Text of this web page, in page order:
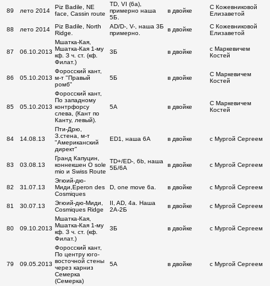
89 лето 2014
Piz Badile, NE
face, Cassin route
TD, VI (6а),
примерно наша
5Б.
в двойке
С Кожевниковой
Елизаветой
88 лето 2014
Piz Badile, North
Ridge.
AD/D-, V-, наша 3Б
примерно.
в двойке
С Кожевниковой
Елизаветой
87 06.10.2013
Мшатка-Кая,
Мшатка-Кая 1-му
кф. З ч. ст. (кф.
Филат.)
3Б в двойке
с Маркевичем
Костей
86 05.10.2013
Форосский кант,
м-т "Правый
ромб"
5Б в двойке
С Маркевичем
Костей
85 05.10.2013
Форосский кант,
По западному
контрфорсу
слева, (Кант по
Канту, левый).
5А в двойке
С Маркевичем
Костей
84 14.08.13
Пти-Дрю,
З.стена, м-т
"Американский
директ"
ED1, наша 6А в двойке с Мургой Сергеем
83 03.08.13
Гранд Капуцин,
коннекшен O sole
mio и Swiss Route
TD+/ED-, 6b, наша
5Б/6A
в двойке с Мургой Сергеем
82 31.07.13
Эгюий-дю-
Миди,Eperon des
Cosmiques
D, one move 6a. в двойке с Мургой Сергеем
81 30.07.13
Эгюий-дю-Миди,
Cosmiques Ridge
II, AD, 4a. Наша
2А-2Б
в двойке с Мургой Сергеем
80 09.10.2013
Мшатка-Кая,
Мшатка-Кая 1-му
кф. З ч. ст. (кф.
Филат.)
3Б в двойке с Мургой Сергеем
79 09.05.2013
Форосский кант,
По центру юго-
восточной стены
через карниз
Семерка
(Семерка)
5А в двойке с Мургой Сергеем